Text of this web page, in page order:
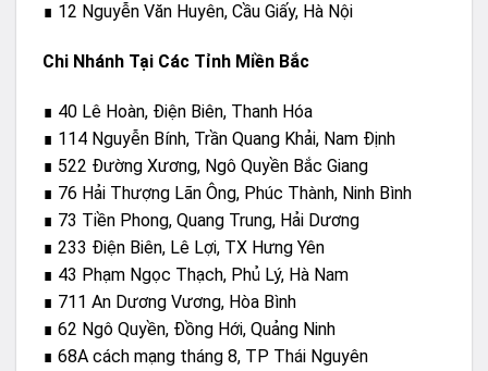
∎ 12 Nguyễn Văn Huyên, Cầu Giấy, Hà Nội
Chi Nhánh Tại Các Tỉnh Miền Bắc
∎ 40 Lê Hoàn, Điện Biên, Thanh Hóa
∎ 114 Nguyễn Bính, Trần Quang Khải, Nam Định
∎ 522 Đường Xương, Ngô Quyền Bắc Giang
∎ 76 Hải Thượng Lãn Ông, Phúc Thành, Ninh Bình
∎ 73 Tiền Phong, Quang Trung, Hải Dương
∎ 233 Điện Biên, Lê Lợi, TX Hưng Yên
∎ 43 Phạm Ngọc Thạch, Phủ Lý, Hà Nam
∎ 711 An Dương Vương, Hòa Bình
∎ 62 Ngô Quyền, Đồng Hới, Quảng Ninh
∎ 68A cách mạng tháng 8, TP Thái Nguyên